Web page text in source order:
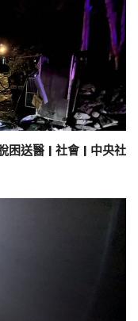
困送醫 | 社會 | 中央社